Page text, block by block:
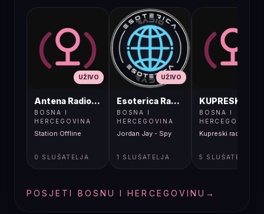
UŽIVO
Antena Radio, Jelah Tešanj
BOSNA I
HERCEGOVINA
Station Offline
0 SLUŠATELJA
UŽIVO
Esoterica Radio S1
BOSNA I
HERCEGOVINA
Jordan Jay - Spy
1 SLUŠATELJA
BOSNA I
HERCEGOVINA
Kupreski radio
5 SLUŠATELJA
POSJETI BOSNU I HERCEGOVINU →